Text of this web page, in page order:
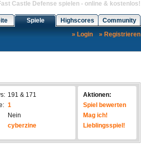
Castle Defense spielen - online & kostenlos!
Spiele Highscores
Community
» Login
» Registrieren
191 & 171
1
Nein
cyberzine
Aktionen:
Spiel bewerten
Mag ich!
Lieblingsspiel!